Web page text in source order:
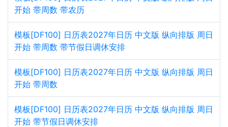
开始 带周数 带农历
模板[DF100] 日历表2027年日历 中文版 纵向排版 周日
开始 带周数 带节假日调休安排
模板[DF100] 日历表2027年日历 中文版 纵向排版 周日
开始 带周数
模板[DF100] 日历表2027年日历 中文版 纵向排版 周日
开始 带节假日调休安排